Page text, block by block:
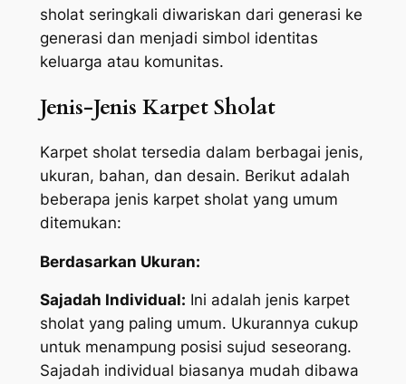
sholat seringkali diwariskan dari generasi ke
generasi dan menjadi simbol identitas
keluarga atau komunitas.
Jenis-Jenis Karpet Sholat
Karpet sholat tersedia dalam berbagai jenis,
ukuran, bahan, dan desain. Berikut adalah
beberapa jenis karpet sholat yang umum
ditemukan:
Berdasarkan Ukuran:
Sajadah Individual: Ini adalah jenis karpet
sholat yang paling umum. Ukurannya cukup
untuk menampung posisi sujud seseorang.
Sajadah individual biasanya mudah dibawa